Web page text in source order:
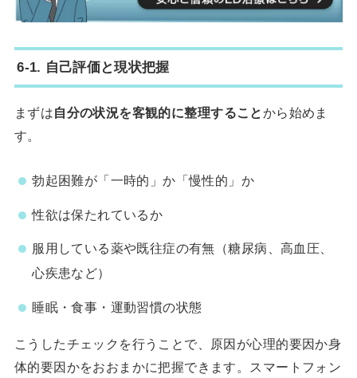
6-1. 自己評価と現状把握
まずは自分の状況を客観的に整理することから始めま
す。
勃起困難が「一時的」か「慢性的」か
性欲は保たれているか
服用している薬や既往症の有無（糖尿病、高血圧、
心疾患など）
睡眠・食事・運動習慣の状態
こうしたチェックを行うことで、原因が心理的要因か身
体的要因かをおおまかに把握できます。スマートフォン